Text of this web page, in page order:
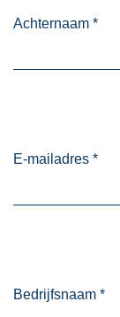
Achternaam *
E-mailadres *
Bedrijfsnaam *